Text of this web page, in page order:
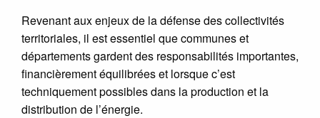
Revenant aux enjeux de la défense des collectivités
territoriales, il est essentiel que communes et
départements gardent des responsabilités importantes,
financièrement équilibrées et lorsque c’est
techniquement possibles dans la production et la
distribution de l’énergie.